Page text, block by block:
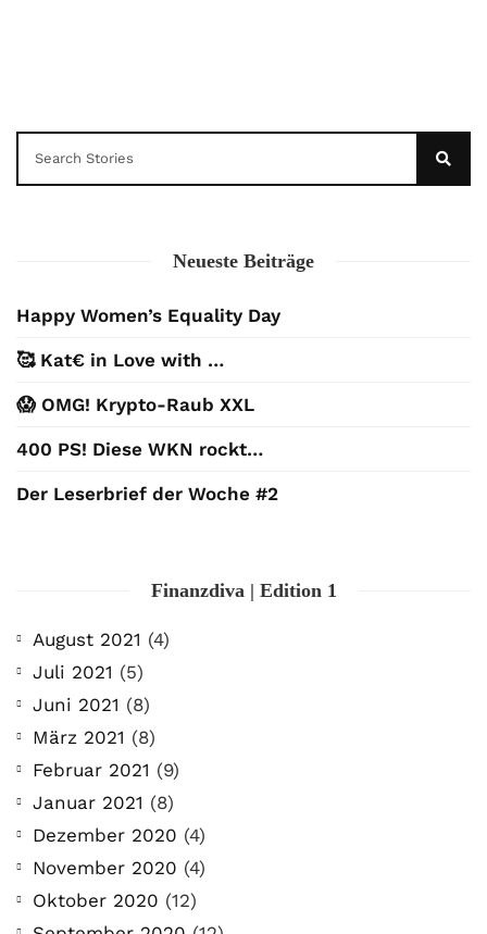
Neueste Beiträge
Happy Women’s Equality Day
🥰 Kat€ in Love with …
😱 OMG! Krypto-Raub XXL
400 PS! Diese WKN rockt…
Der Leserbrief der Woche #2
Finanzdiva | Edition 1
August 2021 (4)
Juli 2021 (5)
Juni 2021 (8)
März 2021 (8)
Februar 2021 (9)
Januar 2021 (8)
Dezember 2020 (4)
November 2020 (4)
Oktober 2020 (12)